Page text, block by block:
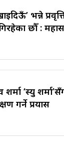
भन्ने
छौँ :
शर्मा ‘स्यु
गर्ने प्रयास